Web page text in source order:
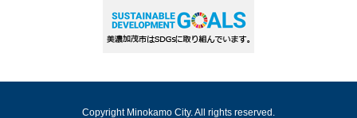
Copyright Minokamo City. All rights reserved.